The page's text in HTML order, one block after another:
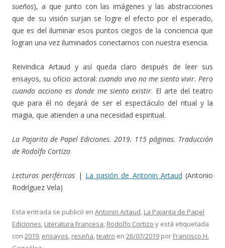
sueños), a que junto con las imágenes y las abstracciones
que de su visión surjan se logre el efecto por el esperado,
que es del iluminar esos puntos ciegos de la conciencia que
logran una vez iluminados conectarnos con nuestra esencia.
Reivindica Artaud y así queda claro después de leer sus
ensayos, su oficio actoral:cuando vivo no me siento vivir. Pero
cuando acciono es donde me siento existir. El arte del teatro
que para él no dejará de ser el espectáculo del ritual y la
magia, que atienden a una necesidad espiritual.
La Pajarita de Papel Ediciones. 2019. 115 páginas. Traducción
de Rodolfo Cortizo
Lecturas periféricas | La pasión de Antonin Artaud (Antonio
Rodríguez Vela)
Esta entrada se publicó en Antonin Artaud, La Pajarita de Papel
Ediciones, Literatura Francesa, Rodolfo Cortizo y está etiquetada
con 2019, ensayos, reseña,teatro en 26/07/2019 por Francisco H.